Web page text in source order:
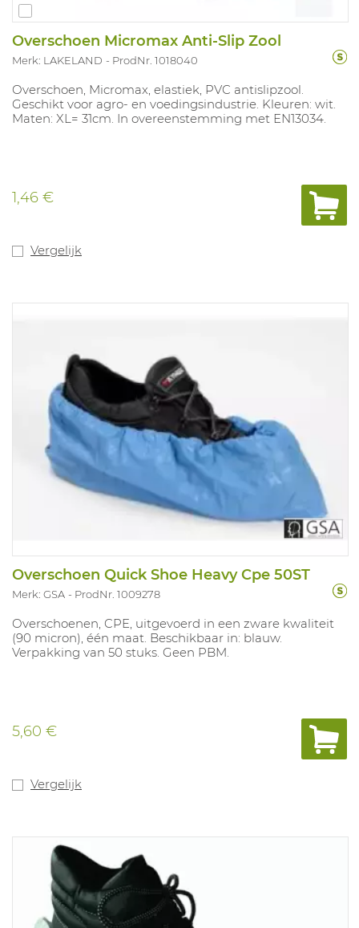
Overschoen Micromax Anti-Slip Zool
Merk: LAKELAND ProdNr. 1018040
Overschoen, Micromax, elastiek, PVC antislipzool.
Geschikt voor agro- en voedingsindustrie. Kleuren: wit.
Maten: XL= 31cm. In overeenstemming met EN13034.
1,46 €
Vergelijk
Overschoen Quick Shoe Heavy Cpe 50ST
Merk: GSA ProdNr. 1009278
Overschoenen, CPE, uitgevoerd in een zware kwaliteit
(90 micron), één maat. Beschikbaar in: blauw.
Verpakking van 50 stuks. Geen PBM.
5,60 €
Vergelijk